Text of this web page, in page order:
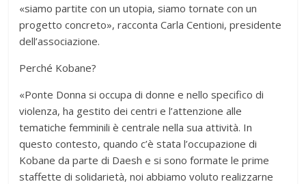
«siamo partite con un utopia, siamo tornate con un
progetto concreto», racconta Carla Centioni, presidente
dell’associazione.
Perché Kobane?
«Ponte Donna si occupa di donne e nello specifico di
violenza, ha gestito dei centri e l’attenzione alle
tematiche femminili è centrale nella sua attività. In
questo contesto, quando c’è stata l’occupazione di
Kobane da parte di Daesh e si sono formate le prime
staffette di solidarietà, noi abbiamo voluto realizzarne